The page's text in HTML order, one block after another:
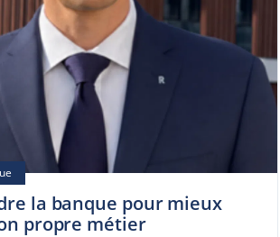
la banque pour mieux
propre métier